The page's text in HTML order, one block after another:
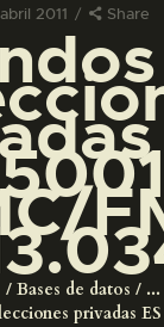
2011 Share
Bases de datos
...
privadas ES
LA VISITA